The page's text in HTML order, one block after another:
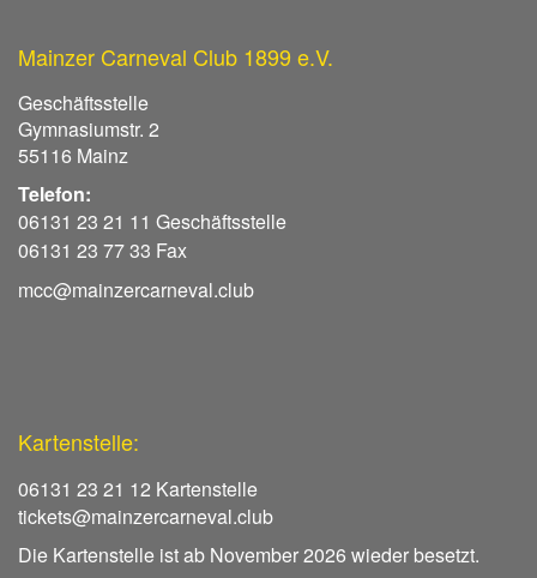
Mainzer Carneval Club 1899 e.V.
Geschäftsstelle
Gymnasiumstr. 2
55116 Mainz
Telefon:
06131 23 21 11 Geschäftsstelle
06131 23 77 33 Fax
mcc@mainzercarneval.club
Kartenstelle:
06131 23 21 12 Kartenstelle
tickets@mainzercarneval.club
Die Kartenstelle ist ab November 2026 wieder besetzt.